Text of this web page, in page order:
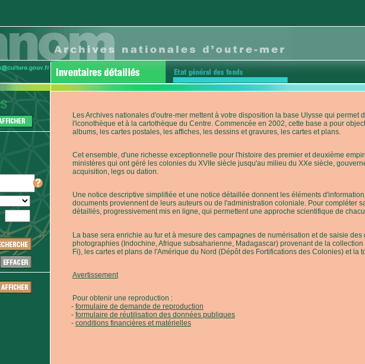
Les Archives nationales d'outre-mer mettent à votre disposition la base Ulysse qui
l'iconothèque et à la cartothèque du Centre. Commencée en 2002, cette base a pour
albums, les cartes postales, les affiches, les dessins et gravures, les cartes et plans.
Cet ensemble, d'une richesse exceptionnelle pour l'histoire des premier et deuxième
ministères qui ont géré les colonies du XVIIe siècle jusqu'au milieu du XXe siècle,
acquisition, legs ou dation.
Une notice descriptive simplifiée et une notice détaillée donnent les éléments
documents proviennent de leurs auteurs ou de l'administration coloniale. Pour compléter
détaillés, progressivement mis en ligne, qui permettent une approche scientifique de
La base sera enrichie au fur et à mesure des campagnes de numérisation et de saisie
photographies (Indochine, Afrique subsaharienne, Madagascar) provenant de la
Fi), les cartes et plans de l'Amérique du Nord (Dépôt des Fortifications des Colonies) et la
Avertissement
Pour obtenir une reproduction :
formulaire de demande de reproduction
formulaire de réutilisation des données publiques
conditions financières et matérielles